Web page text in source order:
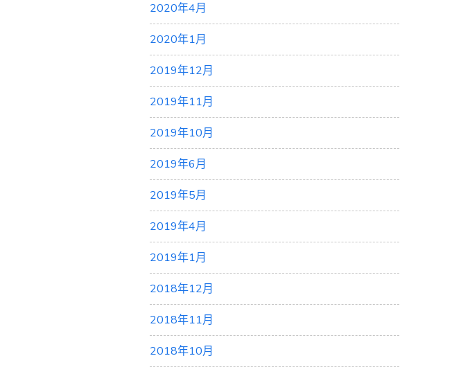
2020年4月
2020年1月
2019年12月
2019年11月
2019年10月
2019年6月
2019年5月
2019年4月
2019年1月
2018年12月
2018年11月
2018年10月